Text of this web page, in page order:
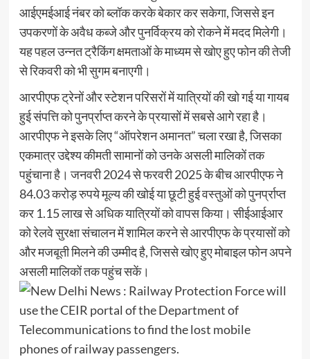
आईएमईआई नंबर को ब्लॉक करके बेकार कर सकेगा, जिससे इन
उपकरणों के अवैध कब्जे और पुनर्विक्रय को रोकने में मदद मिलेगी।
यह पहल उन्नत ट्रैकिंग क्षमताओं के माध्यम से खोए हुए फोन की तेजी
से रिकवरी को भी सुगम बनाएगी।
आरपीएफ ट्रेनों और स्टेशन परिसरों में यात्रियों की खो गई या गायब
हुई संपत्ति को पुनर्प्राप्त करने के प्रयासों में सबसे आगे रहा है।
आरपीएफ ने इसके लिए “ऑपरेशन अमानत” चला रखा है, जिसका
एकमात्र उद्देश्य कीमती सामानों को उनके असली मालिकों तक
पहुंचाना है। जनवरी 2024 से फरवरी 2025 के बीच आरपीएफ ने
84.03 करोड़ रुपये मूल्य की खोई या छूटी हुई वस्तुओं को पुनर्प्राप्त
कर 1.15 लाख से अधिक यात्रियों को वापस किया। सीईआईआर
को रेलवे सुरक्षा संचालन में शामिल करने से आरपीएफ के प्रयासों को
और मजबूती मिलने की उम्मीद है, जिससे खोए हुए मोबाइल फोन अपने
असली मालिकों तक पहुंच सकें।